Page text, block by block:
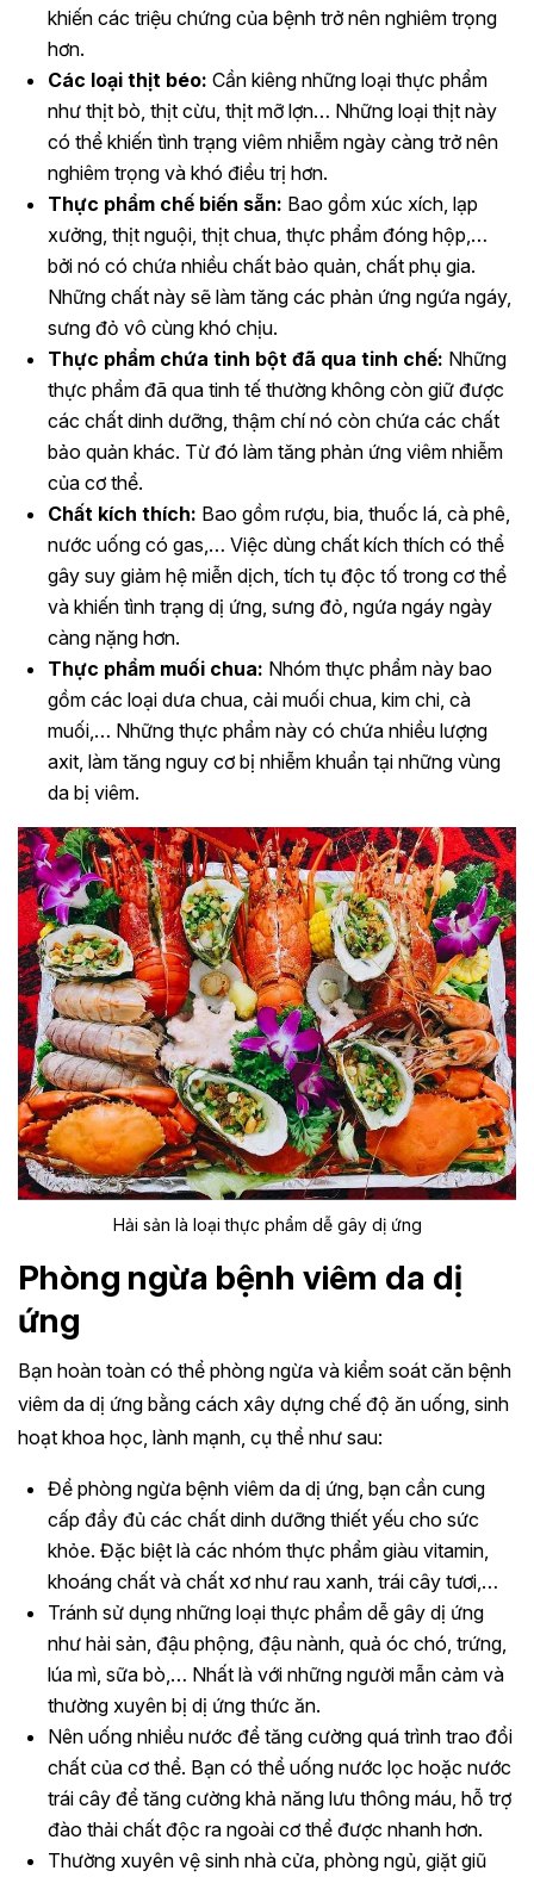
khiến các triệu chứng của bệnh trở nên nghiêm trọng
hơn.
Các loại thịt béo: Cần kiêng những loại thực phẩm
như thịt bò, thịt cừu, thịt mỡ lợn… Những loại thịt này
có thể khiến tình trạng viêm nhiễm ngày càng trở nên
nghiêm trọng và khó điều trị hơn.
Thực phẩm chế biến sẵn: Bao gồm xúc xích, lạp
xưởng, thịt nguội, thịt chua, thực phẩm đóng hộp,…
bởi nó có chứa nhiều chất bảo quản, chất phụ gia.
Những chất này sẽ làm tăng các phản ứng ngứa ngáy,
sưng đỏ vô cùng khó chịu.
Thực phẩm chứa tinh bột đã qua tinh chế: Những
thực phẩm đã qua tinh tế thường không còn giữ được
các chất dinh dưỡng, thậm chí nó còn chứa các chất
bảo quản khác. Từ đó làm tăng phản ứng viêm nhiễm
của cơ thể.
Chất kích thích: Bao gồm rượu, bia, thuốc lá, cà phê,
nước uống có gas,… Việc dùng chất kích thích có thể
gây suy giảm hệ miễn dịch, tích tụ độc tố trong cơ thể
và khiến tình trạng dị ứng, sưng đỏ, ngứa ngáy ngày
càng nặng hơn.
Thực phẩm muối chua: Nhóm thực phẩm này bao
gồm các loại dưa chua, cải muối chua, kim chi, cà
muối,… Những thực phẩm này có chứa nhiều lượng
axit, làm tăng nguy cơ bị nhiễm khuẩn tại những vùng
da bị viêm.
Hải sản là loại thực phẩm dễ gây dị ứng
Phòng ngừa bệnh viêm da dị
ứng
Bạn hoàn toàn có thể phòng ngừa và kiểm soát căn bệnh
viêm da dị ứng bằng cách xây dựng chế độ ăn uống, sinh
hoạt khoa học, lành mạnh, cụ thể như sau:
Để phòng ngừa bệnh viêm da dị ứng, bạn cần cung
cấp đầy đủ các chất dinh dưỡng thiết yếu cho sức
khỏe. Đặc biệt là các nhóm thực phẩm giàu vitamin,
khoáng chất và chất xơ như rau xanh, trái cây tươi,…
Tránh sử dụng những loại thực phẩm dễ gây dị ứng
như hải sản, đậu phộng, đậu nành, quả óc chó, trứng,
lúa mì, sữa bò,… Nhất là với những người mẫn cảm và
thường xuyên bị dị ứng thức ăn.
Nên uống nhiều nước để tăng cường quá trình trao đổi
chất của cơ thể. Bạn có thể uống nước lọc hoặc nước
trái cây để tăng cường khả năng lưu thông máu, hỗ trợ
đào thải chất độc ra ngoài cơ thể được nhanh hơn.
Thường xuyên vệ sinh nhà cửa, phòng ngủ, giặt giũ